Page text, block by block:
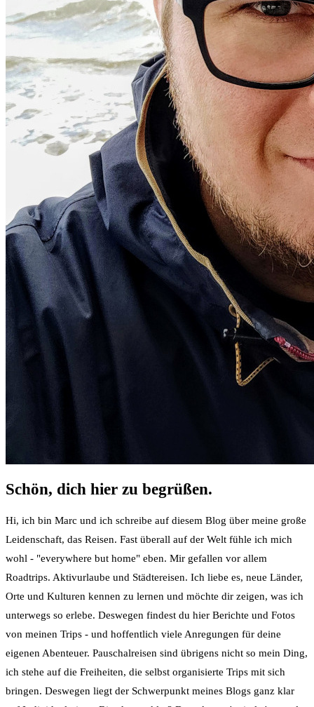
Schön, dich hier zu begrüßen.
Hi, ich bin Marc und ich schreibe auf diesem Blog über meine große
Leidenschaft, das Reisen. Fast überall auf der Welt fühle ich mich
wohl - "everywhere but home" eben. Mir gefallen vor allem
Roadtrips. Aktivurlaube und Städtereisen. Ich liebe es, neue Länder,
Orte und Kulturen kennen zu lernen und möchte dir zeigen, was ich
unterwegs so erlebe. Deswegen findest du hier Berichte und Fotos
von meinen Trips - und hoffentlich viele Anregungen für deine
eigenen Abenteuer. Pauschalreisen sind übrigens nicht so mein Ding,
ich stehe auf die Freiheiten, die selbst organisierte Trips mit sich
bringen. Deswegen liegt der Schwerpunkt meines Blogs ganz klar